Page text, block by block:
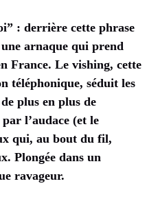
: derrière cette phrase
arnaque qui prend
France. Le vishing, cette
téléphonique, séduit les
plus en plus de
l’audace (et le
qui, au bout du fil,
Plongée dans un
ravageur.